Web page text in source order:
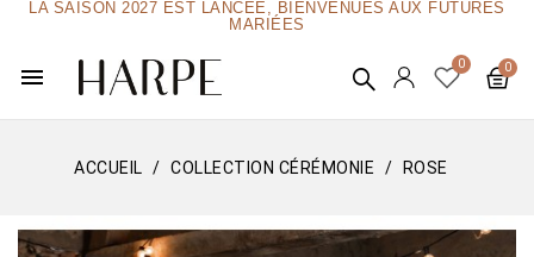
LA SAISON 2027 EST LANCÉE, BIENVENUES AUX FUTURES
MARIÉES
menu
ACCUEIL COLLECTION CÉRÉMONIE ROSE